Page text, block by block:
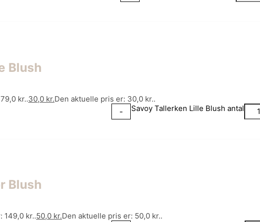
Blush
kr..30,0 kr.Den aktuelle pris er: 30,0 kr..
- Savoy Tallerken Lille Blush antal
Blush
149,0 kr..50,0 kr.Den aktuelle pris er: 50,0 kr..